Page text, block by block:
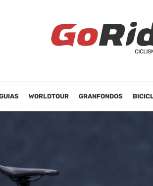
WORLDTOUR GRANFONDOS